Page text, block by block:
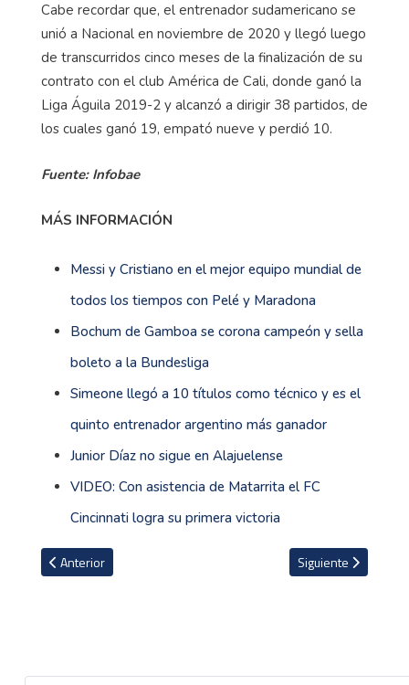
Cabe recordar que, el entrenador sudamericano se
unió a Nacional en noviembre de 2020 y llegó luego
de transcurridos cinco meses de la finalización de su
contrato con el club América de Cali, donde ganó la
Liga Águila 2019-2 y alcanzó a dirigir 38 partidos, de
los cuales ganó 19, empató nueve y perdió 10.
Fuente: Infobae
MÁS INFORMACIÓN
Messi y Cristiano en el mejor equipo mundial de
todos los tiempos con Pelé y Maradona
Bochum de Gamboa se corona campeón y sella
boleto a la Bundesliga
Simeone llegó a 10 títulos como técnico y es el
quinto entrenador argentino más ganador
Junior Díaz no sigue en Alajuelense
VIDEO: Con asistencia de Matarrita el FC
Cincinnati logra su primera victoria
Artículo anterior: Anyang con Jonathan Moya empata y cede el
Anterior Artículo siguiente:
Siguiente